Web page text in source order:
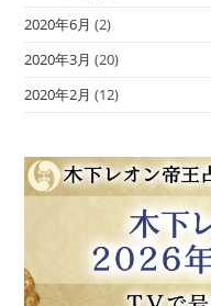
2020年6月 (2)
2020年3月 (20)
2020年2月 (12)